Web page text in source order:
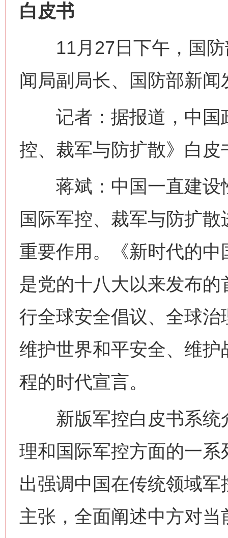
白皮书
11月27日下午，国防
闻局副局长、国防部新
记者：据报道，中国
控、裁军与防扩散》白
蒋斌：中国一直建设
国际军控、裁军与防扩
重要作用。《新时代的
是党的十八大以来发布
行全球安全倡议、全球
维护世界和平安全、维
程的时代宣言。
新版军控白皮书系统
理和国际军控方面的一
出强调中国在传统领域
主张，全面阐述中方对